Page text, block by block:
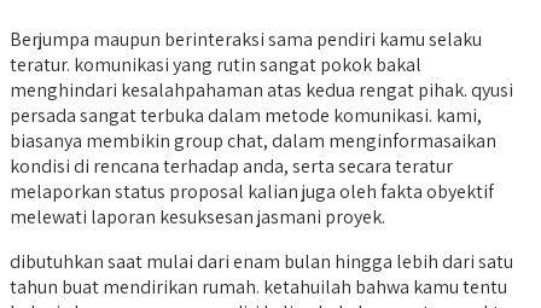
Berjumpa maupun berinteraksi sama pendiri kamu selaku
teratur. komunikasi yang rutin sangat pokok bakal
menghindari kesalahpahaman atas kedua rengat pihak. qyusi
persada sangat terbuka dalam metode komunikasi. kami,
biasanya membikin group chat, dalam menginformasaikan
kondisi di rencana terhadap anda, serta secara teratur
melaporkan status proposal kalian juga oleh fakta obyektif
melewati laporan kesuksesan jasmani proyek.
dibutuhkan saat mulai dari enam bulan hingga lebih dari satu
tahun buat mendirikan rumah. ketahuilah bahwa kamu tentu